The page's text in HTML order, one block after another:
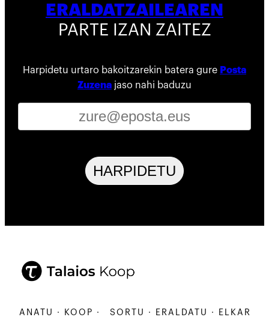
ERALDATZAILEAREN
PARTE IZAN ZAITEZ
Harpidetu urtaro bakoitzarekin batera gure Posta
Zuzena jaso nahi baduzu
HARPIDETU
· KOOP · SORTU · ERALDATU ·